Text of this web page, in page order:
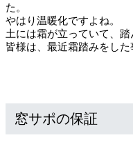
た。
やはり温暖化ですよね。
土には霜が立っていて、踏
皆様は、最近霜踏みをした
窓サポの保証